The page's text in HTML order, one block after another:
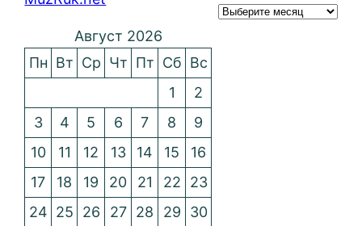
Август 2026
Пн Вт Ср Чт Пт Сб Вс
1
2
3
4 5 6 7 8
9
10
11 12 13 14 15
16
17
18 19 20 21 22
23
24 25 26 27 28 29 30